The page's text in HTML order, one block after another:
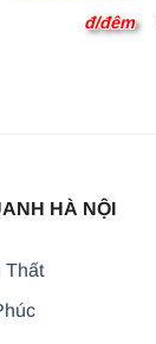
đ/đêm
HÀ NỘI
Thất